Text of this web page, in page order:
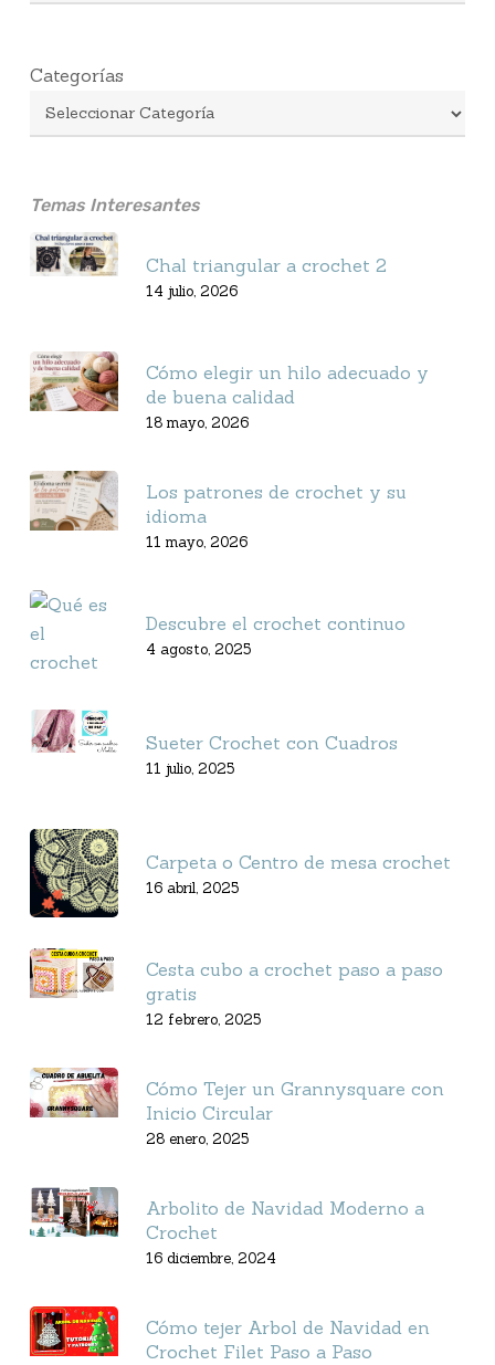
Categorías
Temas Interesantes
Chal triangular a crochet 2
14 julio, 2026
Cómo elegir un hilo adecuado y
de buena calidad
18 mayo, 2026
Los patrones de crochet y su
idioma
11 mayo, 2026
Descubre el crochet continuo
4 agosto, 2025
Sueter Crochet con Cuadros
11 julio, 2025
Carpeta o Centro de mesa crochet
16 abril, 2025
Cesta cubo a crochet paso a paso
gratis
12 febrero, 2025
Cómo Tejer un Grannysquare con
Inicio Circular
28 enero, 2025
Arbolito de Navidad Moderno a
Crochet
16 diciembre, 2024
Cómo tejer Arbol de Navidad en
Crochet Filet Paso a Paso